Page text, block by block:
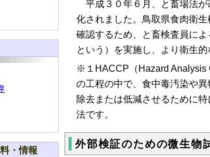
・情報
平成３０年６月、と畜場法
化されました。鳥取県食肉衛
確認するため、と畜検査員に
という）を実施し、より衛生
※１HACCP（Hazard Analysis
の工程の中で、食中毒汚染や
除去または低減させるために
法です。
外部検証のための微生物